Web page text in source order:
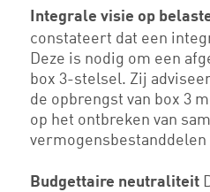
Integrale visie op
constateert dat een
Deze is nodig om een
box 3-stelsel. Zij
de opbrengst van box 3
op het ontbreken van
Budgettaire neutraliteit